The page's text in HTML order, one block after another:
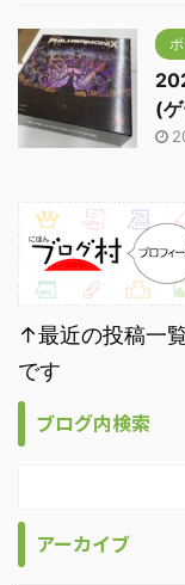
(
↑最近の投稿一
です
ブログ内検索
アーカイブ